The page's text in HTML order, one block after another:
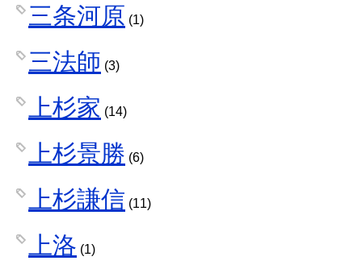
三条河原 (1)
三法師 (3)
上杉家 (14)
上杉景勝 (6)
上杉謙信 (11)
上洛 (1)